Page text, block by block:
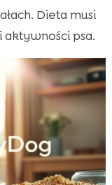
Dieta musi
psa.